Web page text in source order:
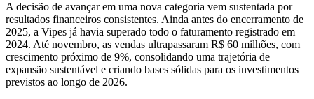
A decisão de avançar em uma nova categoria vem sustentada por
resultados financeiros consistentes. Ainda antes do encerramento de
2025, a Vipes já havia superado todo o faturamento registrado em
2024. Até novembro, as vendas ultrapassaram R$ 60 milhões, com
crescimento próximo de 9%, consolidando uma trajetória de
expansão sustentável e criando bases sólidas para os investimentos
previstos ao longo de 2026.